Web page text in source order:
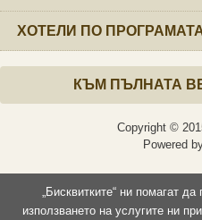
ХОТЕЛИ ПО
КЪМ ПЪЛНАТА
Copyright ©
Powered
„Бисквитките“ ни помагат
използването на услугите ни